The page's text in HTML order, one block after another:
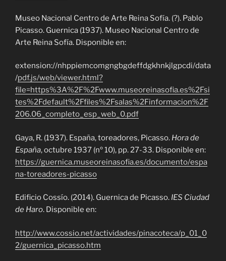
Museo Nacional Centro de Arte Reina Sofía. (?). Pablo
Picasso. Guernica (1937). Museo Nacional Centro de
Arte Reina Sofía. Disponible en:
extension://nhppiemcomgngbgdeffdgkhnkjlgpcdi/data
/pdf.js/web/viewer.html?
file=https%3A%2F%2Fwww.museoreinasofia.es%2Fsi
tes%2Fdefault%2Ffiles%2Fsalas%2Finformacion%2F
206.06_completo_esp_web_0.pdf
Gaya, R. (1937). España, toreadores, Picasso. Hora de
España, octubre 1937 (nº 10), pp. 27-33. Disponible en:
https://guernica.museoreinasofia.es/documento/espa
na-toreadores-picasso
Edificio Cossío. (2014). Guernica de Picasso. IES Ciudad
de Haro. Disponible en:
http://www.cossio.net/actividades/pinacoteca/p_01_0
2/guernica_picasso.htm